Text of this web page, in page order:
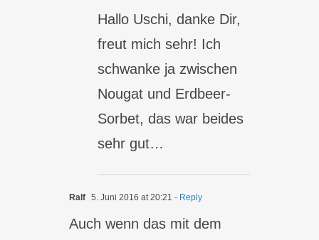
Hallo Uschi, danke Dir,
freut mich sehr! Ich
schwanke ja zwischen
Nougat und Erdbeer-
Sorbet, das war beides
sehr gut…
Ralf 5. Juni 2016 at 20:21 - Reply
Auch wenn das mit dem